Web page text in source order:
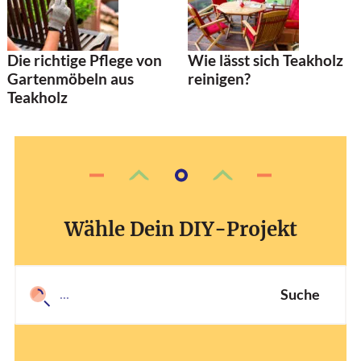
Die richtige Pflege von
Gartenmöbeln aus
Teakholz
Wie lässt sich Teakholz
reinigen?
Wähle Dein DIY-Projekt
Suche